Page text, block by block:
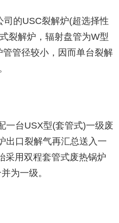
司的USC裂解炉(超选择性
裂解炉，辐射盘管为W型
管径较小，因而单台裂解
一台USX型(套管式)一级废
出口裂解气再汇总送入一
采用双程套管式废热锅炉
为一级。